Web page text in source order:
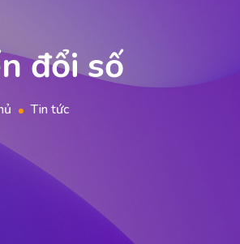
đổi số
Tin tức